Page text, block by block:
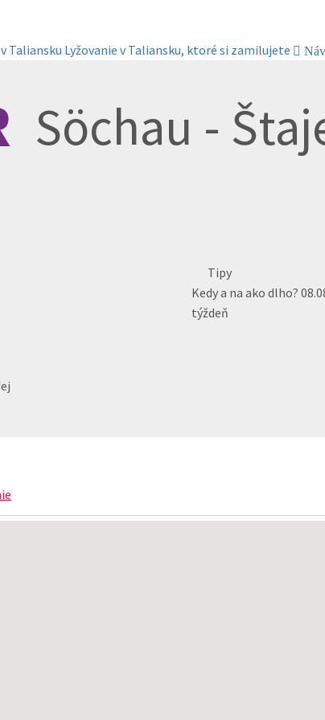
Taliansku Lyžovanie v Taliansku, ktoré si zamilujete
Söchau -
Tipy
Kedy a na ako dlho?
týždeň